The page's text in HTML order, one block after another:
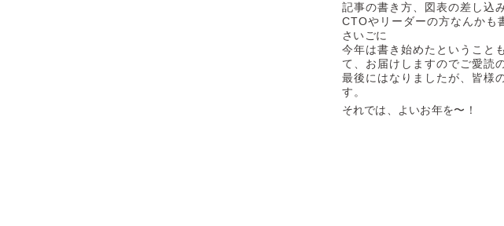
記事の書き方、図表の差し込
CTOやリーダーの方なんかも
さいごに
今年は書き始めたということ
て、お届けしますのでご愛読
最後にはなりましたが、皆様
す。
それでは、よいお年を〜！